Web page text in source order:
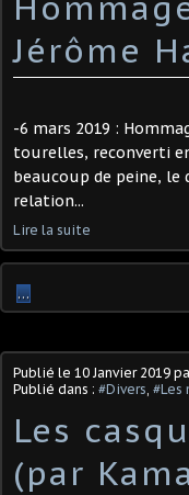
Jérôme
-6 mars 2019 :
tourelles, reconverti
beaucoup de peine, le
relation...
Lire la suite
…
Publié le 10 Janvier 2019
Publié dans : #Divers, #Les
Les
(par